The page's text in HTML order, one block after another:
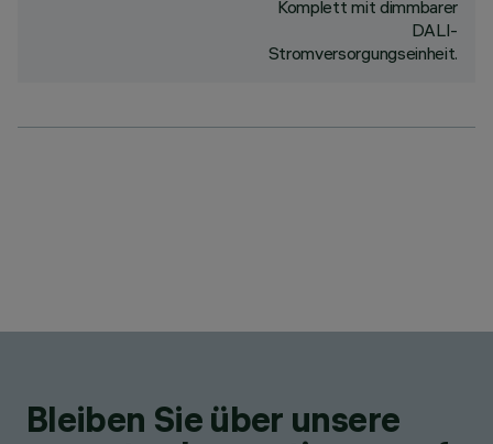
Komplett mit dimmbarer
DALI-
Stromversorgungseinheit.
Bleiben Sie über unsere